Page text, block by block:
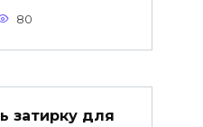
80
затирку для